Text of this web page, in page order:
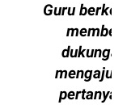
Guru
memberi